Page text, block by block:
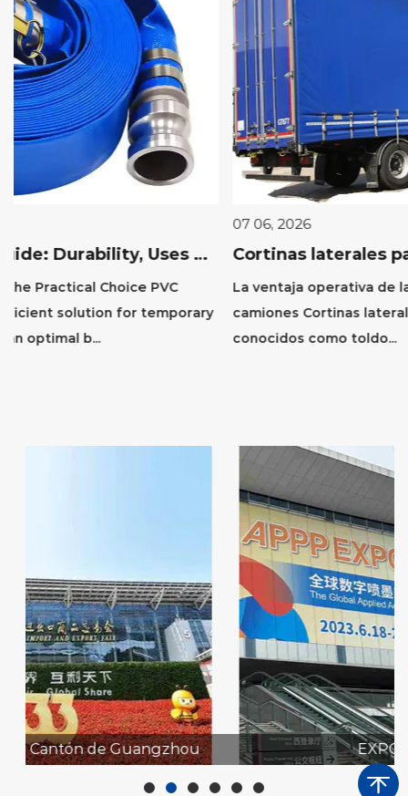
Cortinas laterales para camiones: beneficios, tipos y guía de instalación
La ventaja operativa de las cortinas laterales para
camiones Cortinas laterales para camiones , también
conocidos como toldo...
EXPO APPP 2023